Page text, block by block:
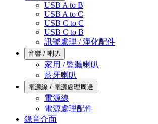
USB A to B
USB A to C
USB C to C
USB C to B
訊號處理 / 淨化配件
音響 / 喇叭
家用 / 監聽喇叭
藍牙喇叭
電源線 / 電源處理周邊
電源線
電源處理配件
錄音介面